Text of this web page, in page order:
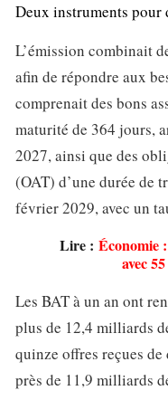
Deux instruments
L’émission combinait
afin de répondre aux
comprenait des bons
maturité de 364 jours,
2027, ainsi que des
(OAT) d’une durée de
février 2029, avec un
Lire : Économie
avec
Les BAT à un an ont
plus de 12,4 milliards
quinze offres reçues de
près de 11,9 milliards